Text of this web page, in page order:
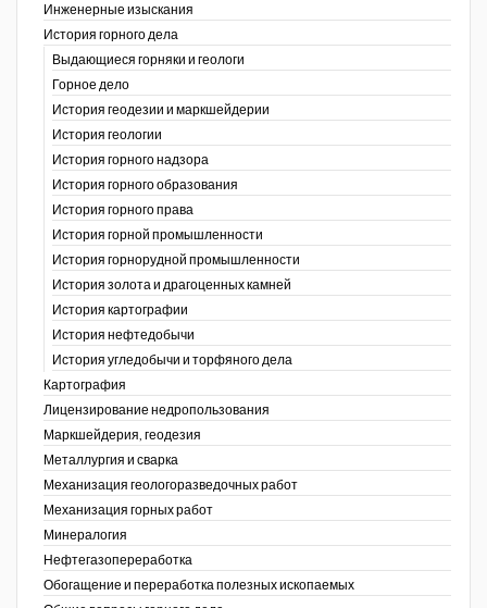
Инженерные изыскания
История горного дела
Выдающиеся горняки и геологи
Горное дело
История геодезии и маркшейдерии
История геологии
История горного надзора
История горного образования
История горного права
История горной промышленности
История горнорудной промышленности
История золота и драгоценных камней
История картографии
История нефтедобычи
История угледобычи и торфяного дела
Картография
Лицензирование недропользования
Маркшейдерия, геодезия
Металлургия и сварка
Механизация геологоразведочных работ
Механизация горных работ
Минералогия
Нефтегазопереработка
Обогащение и переработка полезных ископаемых